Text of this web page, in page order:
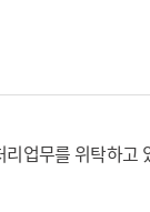
별도 계약의 내용
처벌 받을 수 있습
행령 제26조)
이 개인정보를 파
이 개인정보를 파기
업무를 위탁하고